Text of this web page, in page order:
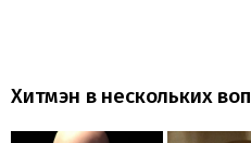
Хитмэн в нескольких